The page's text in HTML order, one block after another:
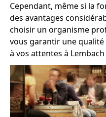
Cependant, même si la
des avantages
choisir un organisme
vous garantir une
à vos attentes à Lembach